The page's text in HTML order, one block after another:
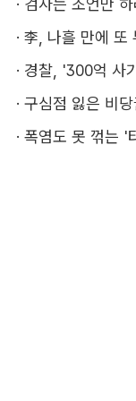
·
·
· 경찰, '300억 사
·
·